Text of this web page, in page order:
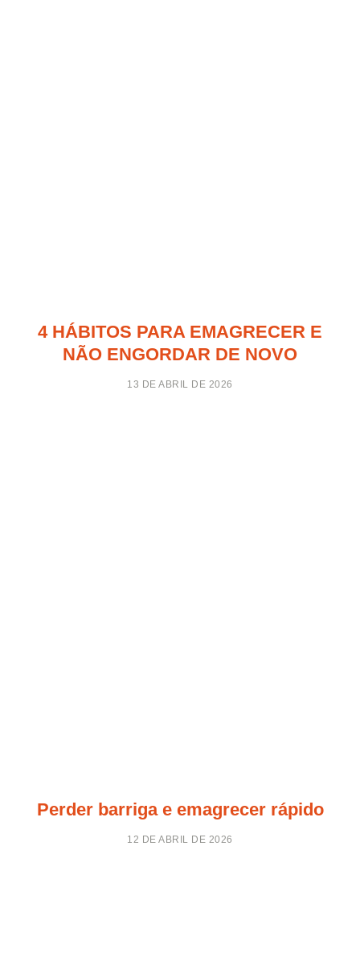
4 HÁBITOS PARA EMAGRECER E
NÃO ENGORDAR DE NOVO
13 DE ABRIL DE 2026
Perder barriga e emagrecer rápido
12 DE ABRIL DE 2026